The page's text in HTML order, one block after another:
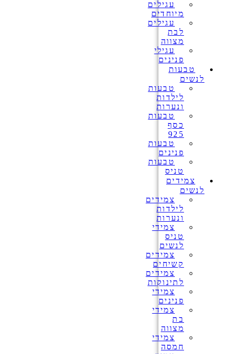
עגילים
מיוחדים
עגילים
לבת
מצווה
עגילי
פנינים
טבעות
לנשים
טבעות
לילדות
ונערות
טבעות
כסף
925
טבעות
פנינים
טבעות
טניס
צמידים
לנשים
צמידים
לילדות
ונערות
צמידי
טניס
לנשים
צמידים
קשיחים
צמידים
לתינוקות
צמידי
פנינים
צמידי
בת
מצווה
צמידי
חמסה